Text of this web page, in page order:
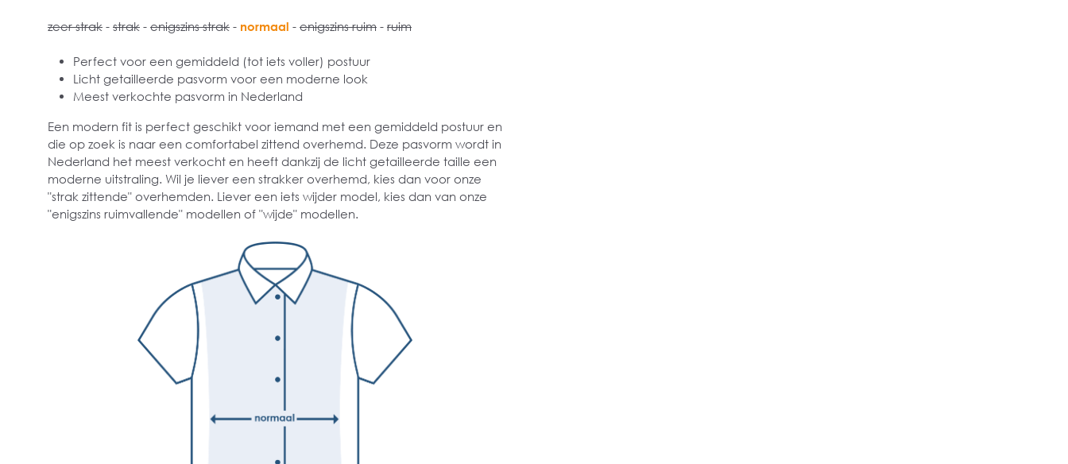
zeer strak - strak - enigszins strak - normaal - enigszins ruim - ruim
Perfect voor een gemiddeld (tot iets voller) postuur
Licht getailleerde pasvorm voor een moderne look
Meest verkochte pasvorm in Nederland
Een modern fit is perfect geschikt voor iemand met een gemiddeld postuur en
die op zoek is naar een comfortabel zittend overhemd. Deze pasvorm wordt in
Nederland het meest verkocht en heeft dankzij de licht getailleerde taille een
moderne uitstraling. Wil je liever een strakker overhemd, kies dan voor onze
"strak zittende" overhemden. Liever een iets wijder model, kies dan van onze
"enigszins ruimvallende" modellen of "wijde" modellen.